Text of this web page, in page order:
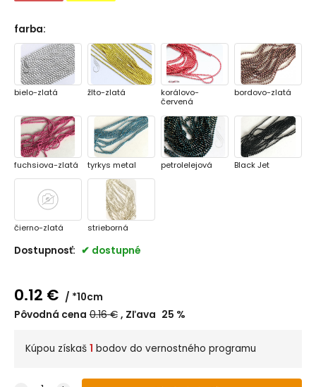
farba:
bielo-zlatá žlto-zlatá
korálovo-
červená
bordovo-zlatá
fuchsiova-zlatá tyrkys metal petrolelejová Black Jet
čierno-zlatá strieborná
Dostupnosť: dostupné
0.12 €
*10cm
Pôvodná cena 0.16€ Zľava 25 %
Kúpou získaš 1 bodov do vernostného programu